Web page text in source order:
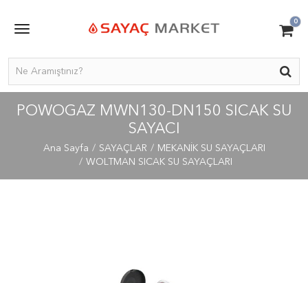
0
POWOGAZ MWN130-DN150 SICAK SU
SAYACI
Ana Sayfa SAYAÇLAR
MEKANİK SU SAYAÇLARI
WOLTMAN SICAK SU SAYAÇLARI